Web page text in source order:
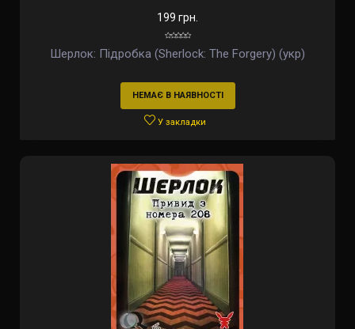
199 грн.
Шерлок: Підробка (Sherlock: The Forgery) (укр)
НЕМАЄ В НАЯВНОСТІ
У закладки